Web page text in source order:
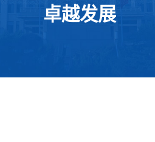
卓越发展